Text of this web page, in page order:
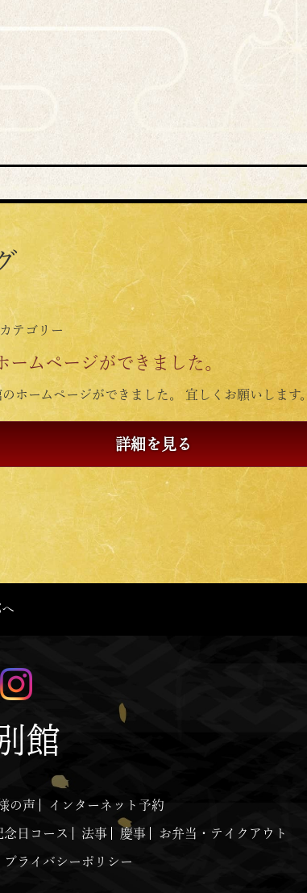
テゴリー
ームページができました。
ホームページができました。 宜しくお願いします。
詳細を見る
館
の声 インターネット予約
日コース 法事 慶事 お弁当・テイクアウト
プライバシーポリシー